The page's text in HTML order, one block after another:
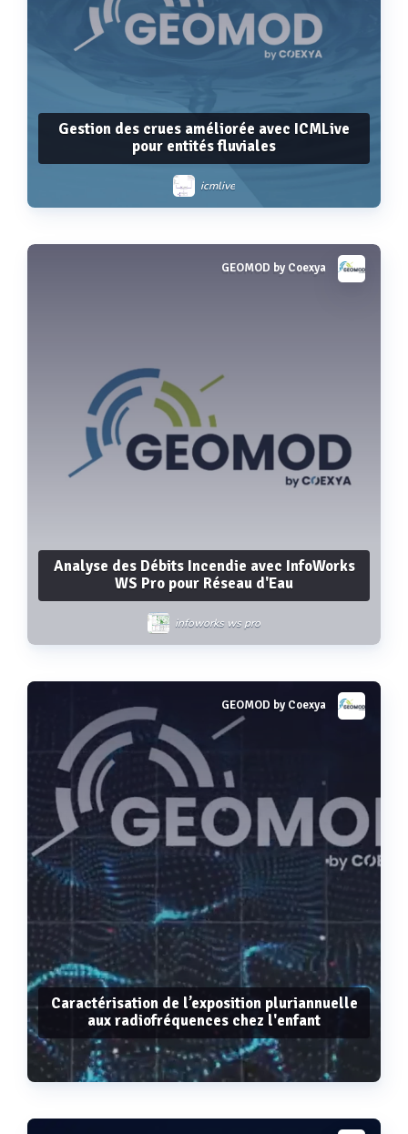
Gestion des crues améliorée avec ICMLive
pour entités fluviales
icmlive
Voir plusGEOMOD by Coexya
Analyse des Débits Incendie avec InfoWorks
WS Pro pour Réseau d'Eau
infoworks ws pro
Voir plusGEOMOD by Coexya
Caractérisation de l’exposition pluriannuelle
aux radiofréquences chez l'enfant